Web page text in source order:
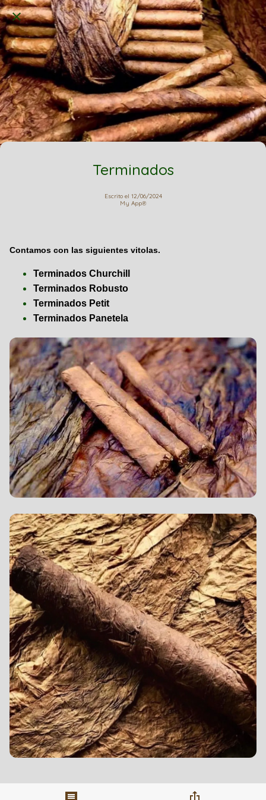
Terminados
Escrito el 12/06/2024
My App℗
Contamos con las siguientes vitolas.
Terminados Churchill
Terminados Robusto
Terminados Petit
Terminados Panetela